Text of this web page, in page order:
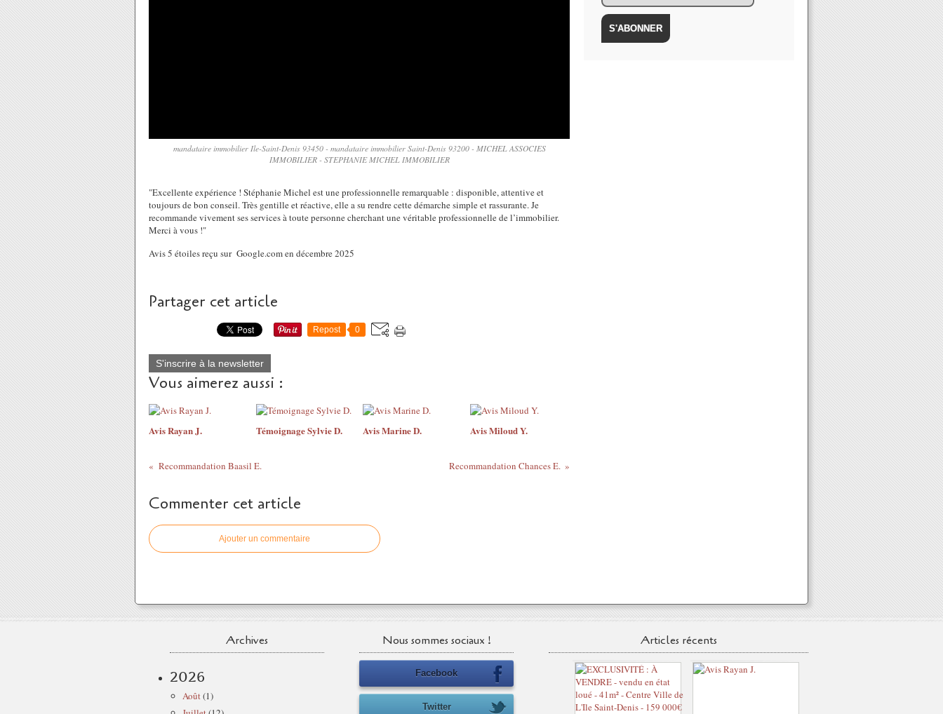
mandataire immobilier Ile-Saint-Denis 93450 - mandataire immobilier Saint-Denis 93200 - MICHEL ASSOCIES
IMMOBILIER - STEPHANIE MICHEL IMMOBILIER
"Excellente expérience ! Stéphanie Michel est une professionnelle remarquable : disponible, attentive et
toujours de bon conseil. Très gentille et réactive, elle a su rendre cette démarche simple et rassurante. Je
recommande vivement ses services à toute personne cherchant une véritable professionnelle de l’immobilier.
Merci à vous !"
Avis 5 étoiles reçu sur Google.com en décembre 2025
Partager cet article
Repost 0
S'inscrire à la newsletter
Vous aimerez aussi :
Avis Rayan J. Témoignage Sylvie D. Avis Marine D. Avis Miloud Y.
Recommandation Baasil E. Recommandation Chances E.
Commenter cet article
Ajouter un commentaire
Archives
2026
Août(1)
Nous sommes sociaux !
Facebook
Twitter
Articles récents